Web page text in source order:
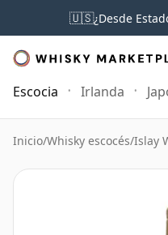
🇺🇸¿Desde
Escocia Irlanda
Inicio/Whisky escocés/Islay